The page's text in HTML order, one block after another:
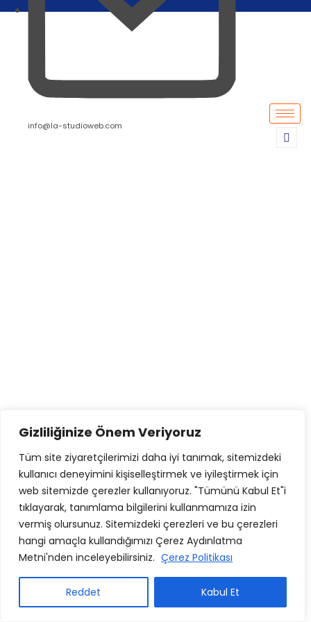
Gizliliğinize Önem Veriyoruz
Tüm site ziyaretçilerimizi daha iyi tanımak, sitemizdeki
kullanıcı deneyimini kişiselleştirmek ve iyileştirmek için
web sitemizde çerezler kullanıyoruz. "Tümünü Kabul Et"i
tıklayarak, tanımlama bilgilerini kullanmamıza izin
vermiş olursunuz. Sitemizdeki çerezleri ve bu çerezleri
hangi amaçla kullandığımızı Çerez Aydınlatma
Metni'nden inceleyebilirsiniz. Çerez Politikası
Reddet Kabul Et
info@la-studioweb.com